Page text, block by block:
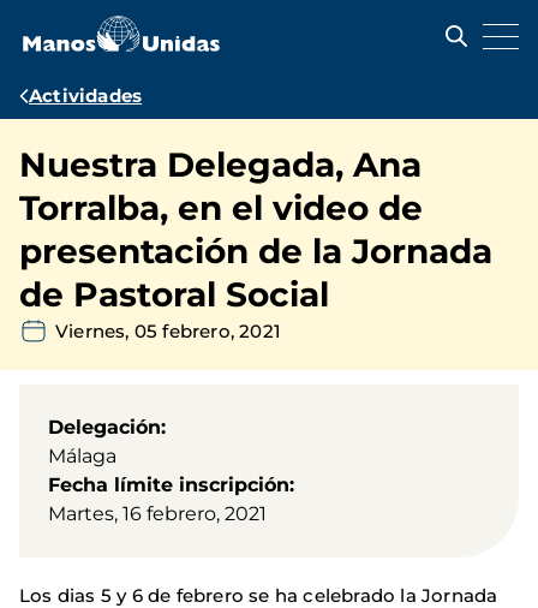
contenido
Ruta
navegación
Actividades
Nuestra Delegada, Ana
Torralba, en el video de
presentación de la Jornada
de Pastoral Social
Viernes, 05 febrero, 2021
Delegación
Málaga
Fecha límite inscripción
Martes, 16 febrero, 2021
Los dias 5 y 6 de febrero se ha celebrado la Jornada